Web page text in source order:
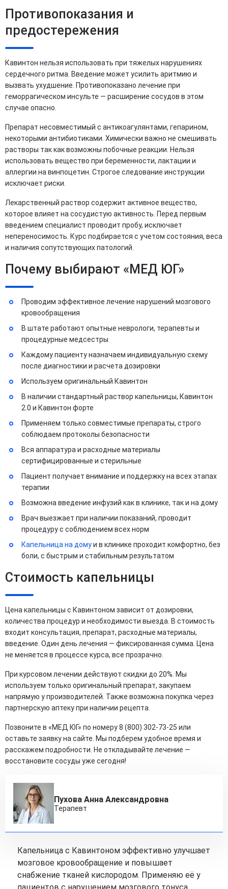
Противопоказания и
предостережения
Кавинтон нельзя использовать при тяжелых нарушениях
сердечного ритма. Введение может усилить аритмию и
вызвать ухудшение. Противопоказано лечение при
геморрагическом инсульте — расширение сосудов в этом
случае опасно.
Препарат несовместимый с антикоагулянтами, гепарином,
некоторыми антибиотиками. Химически важно не смешивать
растворы так как возможны побочные реакции. Нельзя
использовать вещество при беременности, лактации и
аллергии на винпоцетин. Строгое следование инструкции
исключает риски.
Лекарственный раствор содержит активное вещество,
которое влияет на сосудистую активность. Перед первым
введением специалист проводит пробу, исключает
непереносимость. Курс подбирается с учетом состояния, веса
и наличия сопутствующих патологий.
Почему выбирают «МЕД ЮГ»
Проводим эффективное лечение нарушений мозгового
кровообращения
В штате работают опытные неврологи, терапевты и
процедурные медсестры
Каждому пациенту назначаем индивидуальную схему
после диагностики и расчета дозировки
Используем оригинальный Кавинтон
В наличии стандартный раствор капельницы, Кавинтон
2.0 и Кавинтон форте
Применяем только совместимые препараты, строго
соблюдаем протоколы безопасности
Вся аппаратура и расходные материалы
сертифицированные и стерильные
Пациент получает внимание и поддержку на всех этапах
терапии
Возможна введение инфузий как в клинике, так и на дому
Врач выезжает при наличии показаний, проводит
процедуру с соблюдением всех норм
Капельница на домуи в клинике проходит комфортно, без
боли, с быстрым и стабильным результатом
Стоимость капельницы
Цена капельницы с Кавинтоном зависит от дозировки,
количества процедур и необходимости выезда. В стоимость
входит консультация, препарат, расходные материалы,
введение. Один день лечения — фиксированная сумма. Цена
не меняется в процессе курса, все прозрачно.
При курсовом лечении действуют скидки до 20%. Мы
используем только оригинальный препарат, закупаем
напрямую у производителей. Также возможна покупка через
партнерскую аптеку при наличии рецепта.
Позвоните в «МЕД ЮГ» по номеру 8 (800) 302-73-25 или
оставьте заявку на сайте. Мы подберем удобное время и
расскажем подробности. Не откладывайте лечение —
восстановите сосуды уже сегодня!
Пухова Анна Александровна
Терапевт
Капельница с Кавинтоном эффективно улучшает
мозговое кровообращение и повышает
снабжение тканей кислородом. Применяю её у